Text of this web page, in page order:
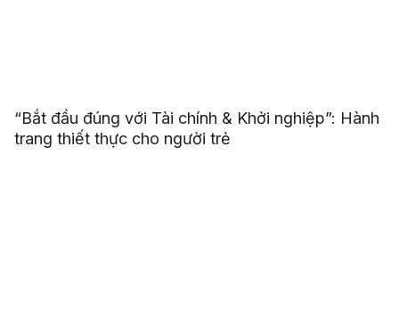
“Bắt đầu đúng với Tài chính & Khởi nghiệp”: Hành
trang thiết thực cho người trẻ